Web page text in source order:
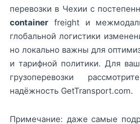
перевозки в Чехии с
container freight и
глобальной логистики
но локально важны для
и тарифной политики. Для
грузоперевозки
надёжность GetTransport.com.
Примечание: даже самые